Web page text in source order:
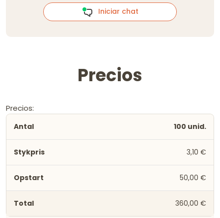
Iniciar chat
Precios
Precios:
100 unid.
3,10 €
50,00 €
360,00 €